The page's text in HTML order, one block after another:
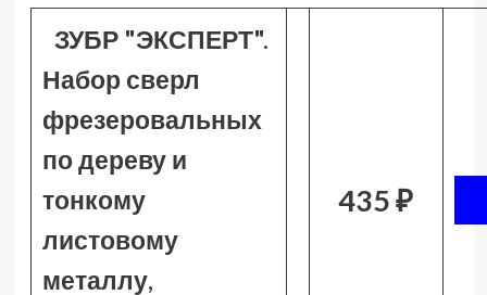
ЗУБР "ЭКСПЕРТ".
Набор сверл
фрезеровальных
по дереву и
тонкому
листовому
металлу,
435 ₽